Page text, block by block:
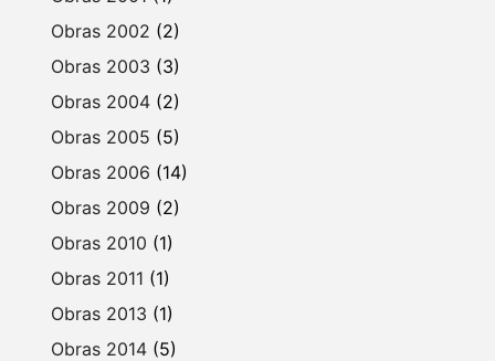
Obras 2002 (2)
Obras 2003 (3)
Obras 2004 (2)
Obras 2005 (5)
Obras 2006 (14)
Obras 2009 (2)
Obras 2010 (1)
Obras 2011 (1)
Obras 2013 (1)
Obras 2014 (5)